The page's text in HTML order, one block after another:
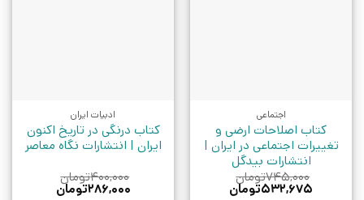
اجتماعی
کتاب اصلاحات ارضی و
تغییرات اجتماعی در ایران |
انتشارات بیدگل
۷۴۵,۰۰۰تومان
قیمت
۵۳۲,۶۷۵تومان
ادبیات ایران
کتاب درنگی در تاریخ اکنون
ایران | انتشارات نگاه معاصر
۴۰۰,۰۰۰تومان
قیمت
۲۸۶,۰۰۰تومان